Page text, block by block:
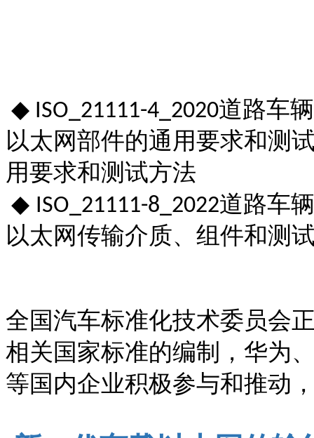
◆ ISO_21111-4_2020道路车
以太网部件的通用要求和测
用要求和测试方法
◆ ISO_21111-8_2022道路车
以太网传输介质、组件和测
全国汽车标准化技术委员会
相关国家标准的编制，华为
等国内企业积极参与和推动